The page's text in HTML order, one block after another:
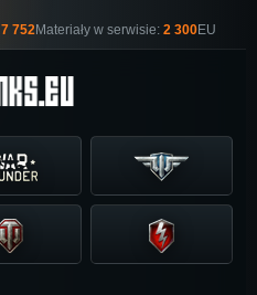
7 752Materiały w serwisie: 2 300EU